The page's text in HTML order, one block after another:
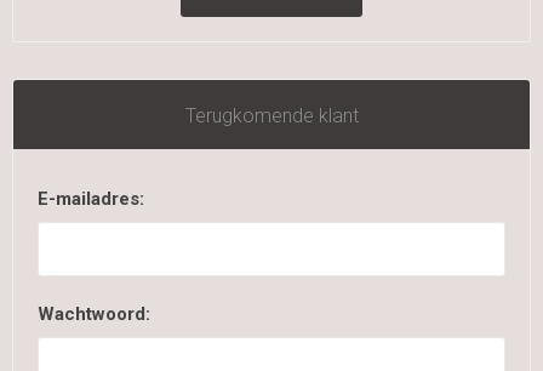
Terugkomende klant
E-mailadres:
Wachtwoord: